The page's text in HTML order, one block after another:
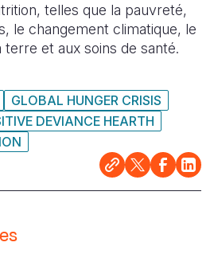
telles que la pauvreté,
le changement climatique, le
et aux soins de santé.
GLOBAL HUNGER CRISIS
DEVIANCE HEARTH